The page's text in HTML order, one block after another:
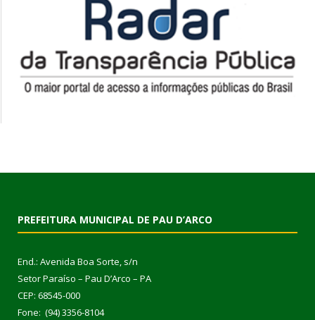
PREFEITURA MUNICIPAL DE PAU D’ARCO
End.: Avenida Boa Sorte, s/n
Setor Paraíso – Pau D’Arco – PA
CEP: 68545-000
Fone: (94) 3356-8104